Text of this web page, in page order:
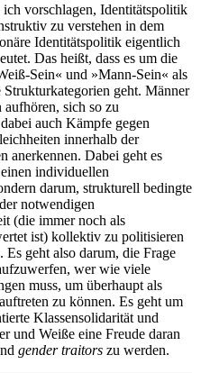
vorschlagen, Identitätspolitik
zu verstehen in dem
Identitätspolitik eigentlich
Das heißt, dass es um die
Sein« und »Mann-Sein« als
Strukturkategorien geht. Männer
aufhören, sich so zu
auch Kämpfe gegen
innerhalb der
anerkennen. Dabei geht es
individuellen
darum, strukturell bedingte
notwendigen
(die immer noch als
ist) kollektiv zu politisieren
Es geht also darum, die Frage
wer wie viele
muss, um überhaupt als
zu können. Es geht um
Klassensolidarität und
und Weiße eine Freude daran
gender traitors zu werden.